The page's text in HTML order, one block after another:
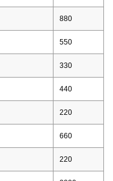
880
550
330
440
220
660
220